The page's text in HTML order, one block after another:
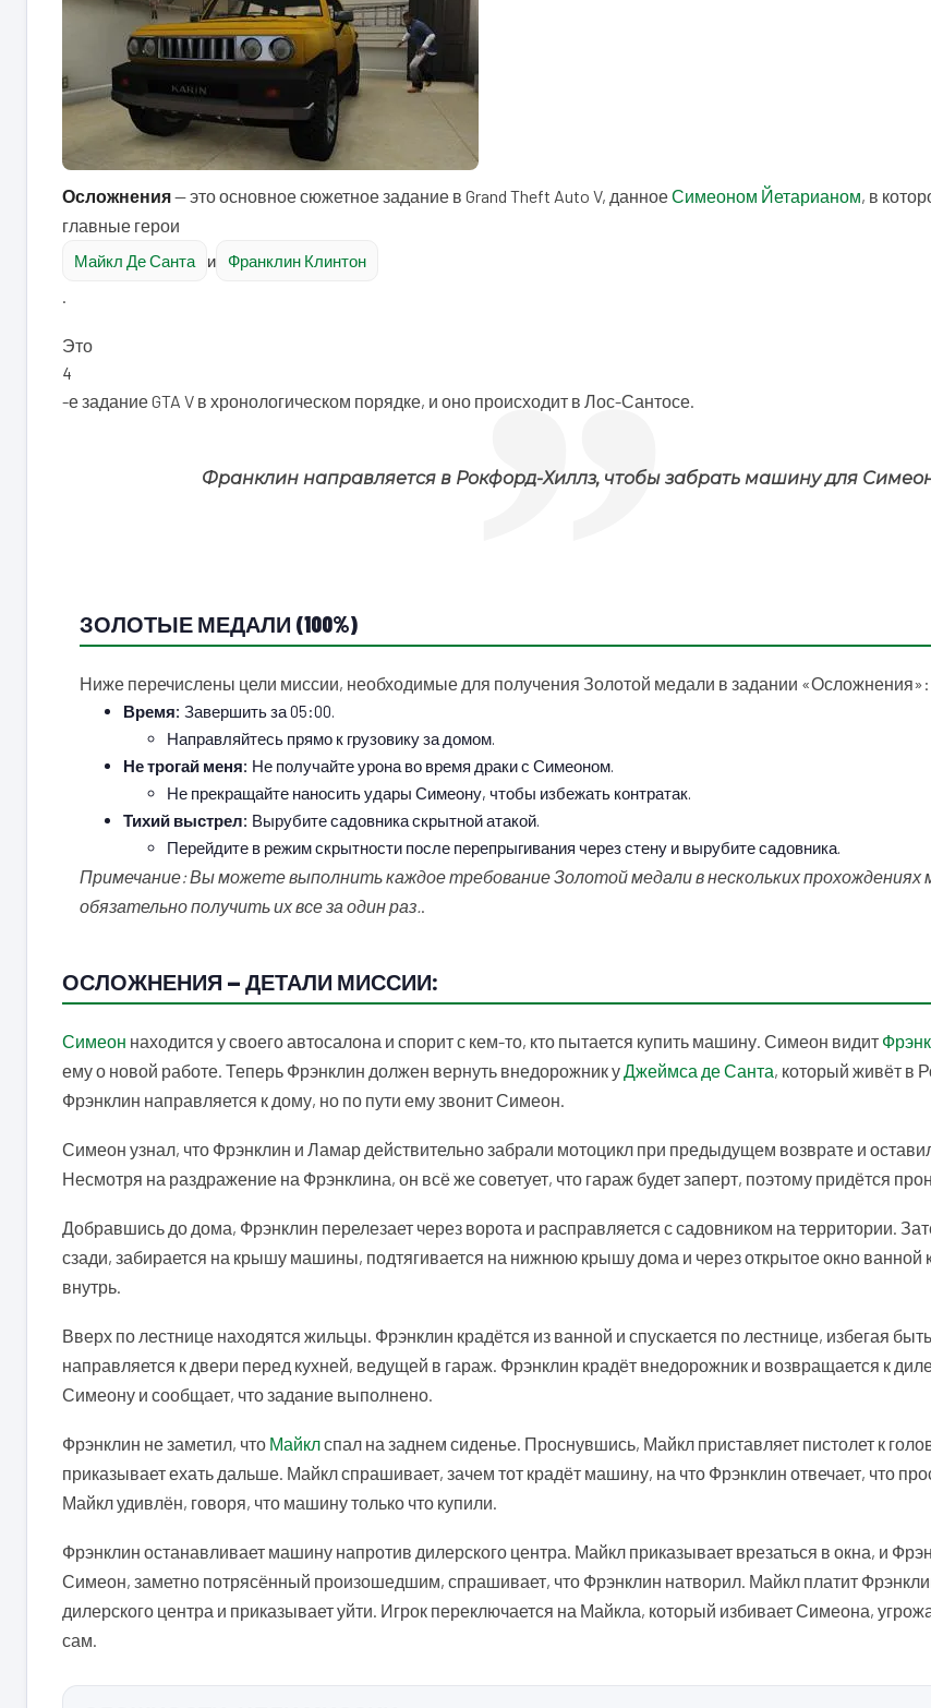
Осложнения— это основное сюжетное задание в Grand Theft Auto V, данноеСимеоном Йетарианом, в
главные герои
Майкл Де Санта и Франклин Клинтон
.
Это
4
-е задание GTA V в хронологическом порядке, и оно происходит в Лос-Сантосе.
Франклин направляется в Рокфорд-Хиллз, чтобы забрать машину для
ЗОЛОТЫЕ МЕДАЛИ (100%)
Ниже перечислены цели миссии, необходимые для получения Золотой медали в задании «Осложнения»:
Время: Завершить за 05:00.
Направляйтесь прямо к грузовику за домом.
Не трогай меня: Не получайте урона во время драки с Симеоном.
Не прекращайте наносить удары Симеону, чтобы избежать контратак.
Тихий выстрел: Вырубите садовника скрытной атакой.
Перейдите в режим скрытности после перепрыгивания через стену и вырубите садовника.
Примечание: Вы можете выполнить каждое требование Золотой медали в нескольких прохождениях
обязательно получить их все за один раз..
ОСЛОЖНЕНИЯ — ДЕТАЛИ МИССИИ:
Симеон находится у своего автосалона и спорит с кем-то, кто пытается купить машину. Симеон видит
ему о новой работе. Теперь Фрэнклин должен вернуть внедорожник уДжеймса де Санта, который живёт в
Фрэнклин направляется к дому, но по пути ему звонит Симеон.
Симеон узнал, что Фрэнклин и Ламар действительно забрали мотоцикл при предыдущем возврате и
Несмотря на раздражение на Фрэнклина, он всё же советует, что гараж будет заперт, поэтому придётся
Добравшись до дома, Фрэнклин перелезает через ворота и расправляется с садовником на территории.
сзади, забирается на крышу машины, подтягивается на нижнюю крышу дома и через открытое окно ванной
внутрь.
Вверх по лестнице находятся жильцы. Фрэнклин крадётся из ванной и спускается по лестнице, избегая
направляется к двери перед кухней, ведущей в гараж. Фрэнклин крадёт внедорожник и возвращается к
Симеону и сообщает, что задание выполнено.
Фрэнклин не заметил, что Майклспал на заднем сиденье. Проснувшись, Майкл приставляет пистолет к
приказывает ехать дальше. Майкл спрашивает, зачем тот крадёт машину, на что Фрэнклин отвечает, что
Майкл удивлён, говоря, что машину только что купили.
Фрэнклин останавливает машину напротив дилерского центра. Майкл приказывает врезаться в окна, и
Симеон, заметно потрясённый произошедшим, спрашивает, что Фрэнклин натворил. Майкл платит
дилерского центра и приказывает уйти. Игрок переключается на Майкла, который избивает Симеона,
сам.